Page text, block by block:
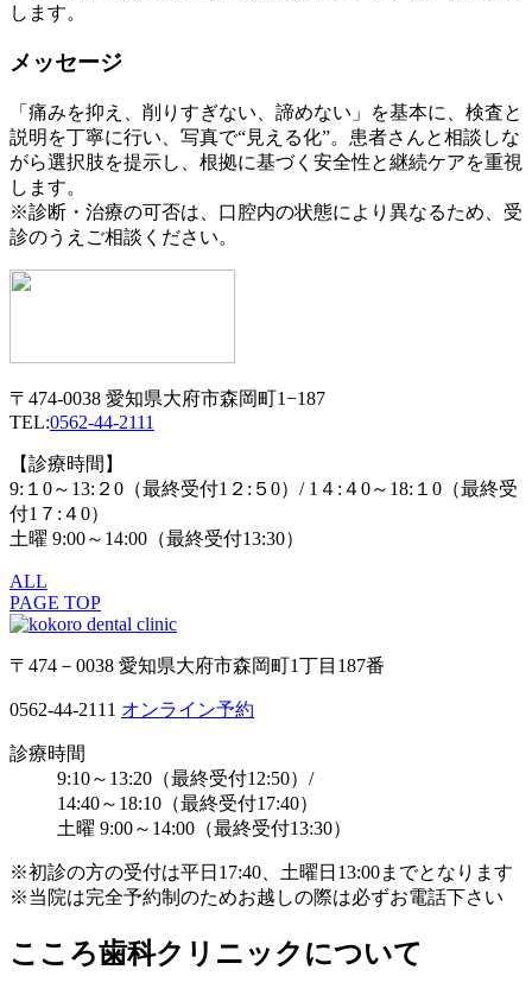
します。
メッセージ
「痛みを抑え、削りすぎない、諦めない」を基本に、検査と
説明を丁寧に行い、写真で“見える化”。患者さんと相談しな
がら選択肢を提示し、根拠に基づく安全性と継続ケアを重視
します。
※診断・治療の可否は、口腔内の状態により異なるため、受
診のうえご相談ください。
〒474-0038 愛知県大府市森岡町1−187
TEL:0562-44-2111
【診療時間】
9:１0～13:２0（最終受付1２:５0）/ 1４:４0～18:１0（最終受
付1７:４0）
土曜 9:00～14:00（最終受付13:30）
ALL
PAGE TOP
〒474－0038 愛知県大府市森岡町1丁目187番
0562-44-2111 オンライン予約
診療時間
9:10～13:20（最終受付12:50）/
14:40～18:10（最終受付17:40）
土曜 9:00～14:00（最終受付13:30）
※初診の方の受付は平日17:40、土曜日13:00までとなります
※当院は完全予約制のためお越しの際は必ずお電話下さい
こころ歯科クリニックについて